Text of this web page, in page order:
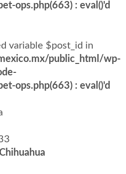
ops.php(663) : eval()'d
variable $post_id in
public_html/wp-
ops.php(663) : eval()'d